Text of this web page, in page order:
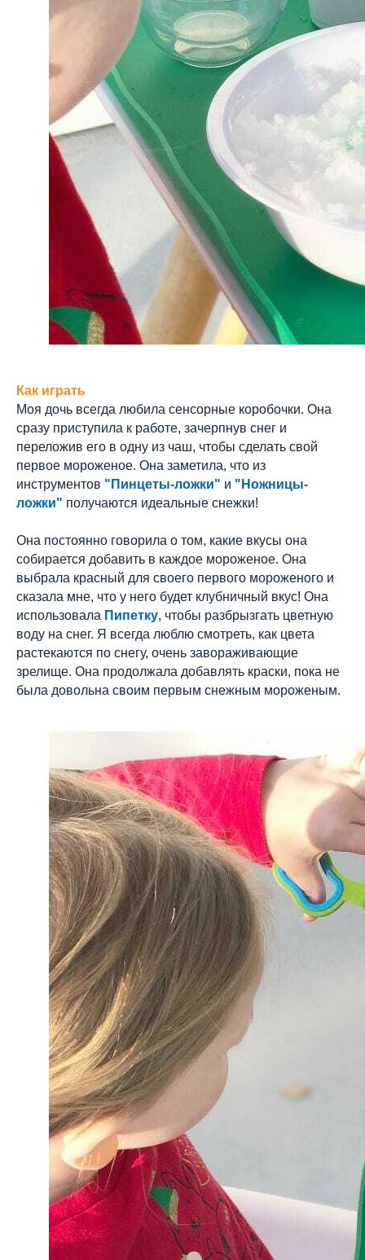
Как играть
Моя дочь всегда любила сенсорные коробочки. Она
сразу приступила к работе, зачерпнув снег и
переложив его в одну из чаш, чтобы сделать свой
первое мороженое. Она заметила, что из
инструментов "Пинцеты-ложки" и "Ножницы-
ложки" получаются идеальные снежки!
Она постоянно говорила о том, какие вкусы она
собирается добавить в каждое мороженое. Она
выбрала красный для своего первого мороженого и
сказала мне, что у него будет клубничный вкус! Она
использовала Пипетку, чтобы разбрызгать цветную
воду на снег. Я всегда люблю смотреть, как цвета
растекаются по снегу, очень завораживающие
зрелище. Она продолжала добавлять краски, пока не
была довольна своим первым снежным мороженым.